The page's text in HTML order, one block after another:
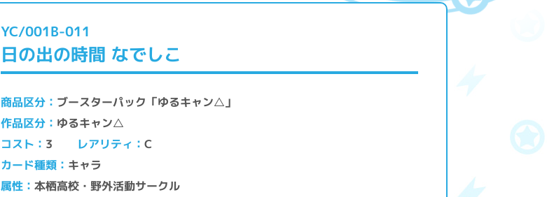
YC/001B-011
日の出の時間 なでしこ
商品区分 ブースターパック「ゆるキャン△」
作品区分 ゆるキャン△
コスト 3 レアリティ C
カード種類 キャラ
属性 本栖高校・野外活動サークル